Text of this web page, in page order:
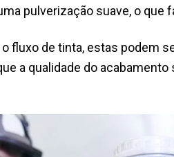
pulverização suave, o
fluxo de tinta, estas podem
a qualidade do acabamento